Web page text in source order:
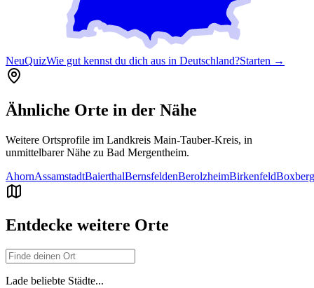
NeuQuizWie gut kennst du dich aus in Deutschland?Starten →
Ähnliche Orte in der Nähe
Weitere Ortsprofile im Landkreis Main-Tauber-Kreis, in
unmittelbarer Nähe zu Bad Mergentheim.
AhornAssamstadtBaierthalBernsfeldenBerolzheimBirkenfeldBoxberg
Entdecke weitere Orte
Lade beliebte Städte...